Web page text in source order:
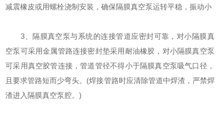
减震橡皮或用螺栓浇制安装，确保隔膜真空泵运转平稳，振动小
3、隔膜真空泵与系统的连接管道应密封可靠，对小隔膜真
空泵可采用金属管路连接密封垫采用耐油橡胶，对小隔膜真空泵
可采用真空胶管连接，管道管径不得小于隔膜真空泵吸气口径，
且要求管路短而少弯头。(焊接管路时应清除管道中焊渣，严禁焊
渣进入隔膜真空泵腔。)